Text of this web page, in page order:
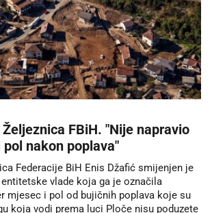
FBiH. "Nije napravio
nakon poplava"
Federacije BiH Enis Džafić smijenjen je
vlade koja ga je označila
mjesec i pol od bujičnih poplava koje su
koja vodi prema luci Ploče nisu poduzete